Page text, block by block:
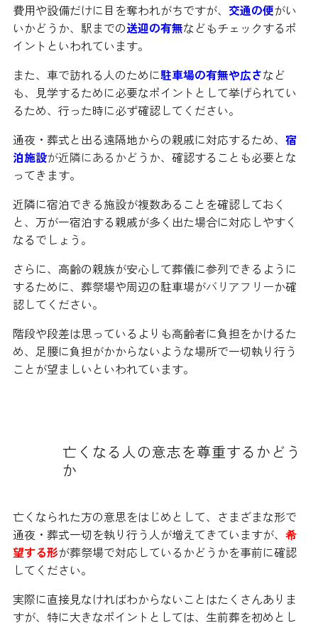
費用や設備だけに目を奪われがちですが、 交通の便がい
いかどうか、駅までの送迎の有無などもチェックするポ
イントといわれています。
また、車で訪れる人のために駐車場の有無や広さなど
も、見学するために必要なポイントとして挙げられてい
るため、行った時に必ず確認してください。
通夜・葬式と出る遠隔地からの親戚に対応するため、 宿
泊施設が近隣にあるかどうか、確認することも必要とな
ってきます。
近隣に宿泊できる施設が複数あることを確認しておく
と、万が一宿泊する親戚が多く出た場合に対応しやすく
なるでしょう。
さらに、高齢の親族が安心して葬儀に参列できるように
するために、葬祭場や周辺の駐車場がバリアフリーか確
認してください。
階段や段差は思っているよりも高齢者に負担をかけるた
め、足腰に負担がかからないような場所で一切執り行う
ことが望ましいといわれています。
亡くなる人の意志を尊重するかどう
か
亡くなられた方の意思をはじめとして、さまざまな形で
通夜・葬式一切を執り行う人が増えてきていますが、 希
望する形が葬祭場で対応しているかどうかを事前に確認
してください。
実際に直接見なければわからないことはたくさんありま
すが、特に大きなポイントとしては、生前葬を初めとし